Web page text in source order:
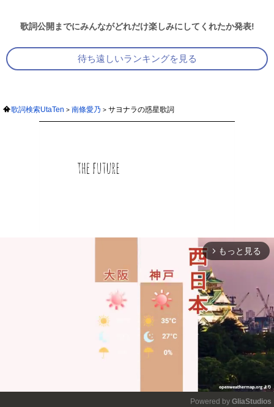
歌詞公開までにみんながどれだけ楽しみにしてくれたか発表!
待ち遠しいランキングを見る
歌詞検索UtaTen 南條愛乃 サヨナラの惑星歌詞
arrow_forward_ios もっと見る
Powered by GliaStudios